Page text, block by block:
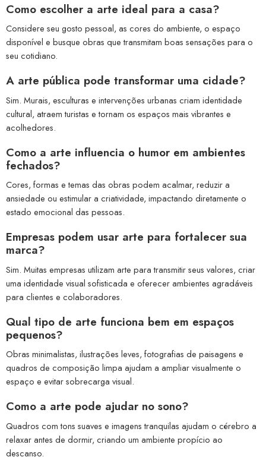
Como escolher a arte ideal para a casa?
Considere seu gosto pessoal, as cores do ambiente, o espaço
disponível e busque obras que transmitam boas sensações para o
seu cotidiano.
A arte pública pode transformar uma cidade?
Sim. Murais, esculturas e intervenções urbanas criam identidade
cultural, atraem turistas e tornam os espaços mais vibrantes e
acolhedores.
Como a arte influencia o humor em ambientes
fechados?
Cores, formas e temas das obras podem acalmar, reduzir a
ansiedade ou estimular a criatividade, impactando diretamente o
estado emocional das pessoas.
Empresas podem usar arte para fortalecer sua
marca?
Sim. Muitas empresas utilizam arte para transmitir seus valores, criar
uma identidade visual sofisticada e oferecer ambientes agradáveis
para clientes e colaboradores.
Qual tipo de arte funciona bem em espaços
pequenos?
Obras minimalistas, ilustrações leves, fotografias de paisagens e
quadros de composição limpa ajudam a ampliar visualmente o
espaço e evitar sobrecarga visual.
Como a arte pode ajudar no sono?
Quadros com tons suaves e imagens tranquilas ajudam o cérebro a
relaxar antes de dormir, criando um ambiente propício ao
descanso.